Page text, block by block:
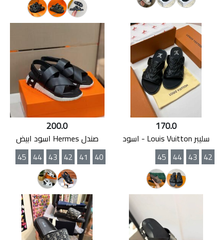
170.0
سليبر Louis Vuitton - اسود
42
43
44
45
200.0
صندل Hermes اسود ابيض
40
41
42
43
44
45